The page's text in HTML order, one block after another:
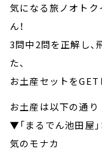
気になる旅ノオト
ん！
3問中2問を正解し、
た、
お土産セットをGET
お土産は以下の通り
▼「まるでん池田屋
気のモナカ